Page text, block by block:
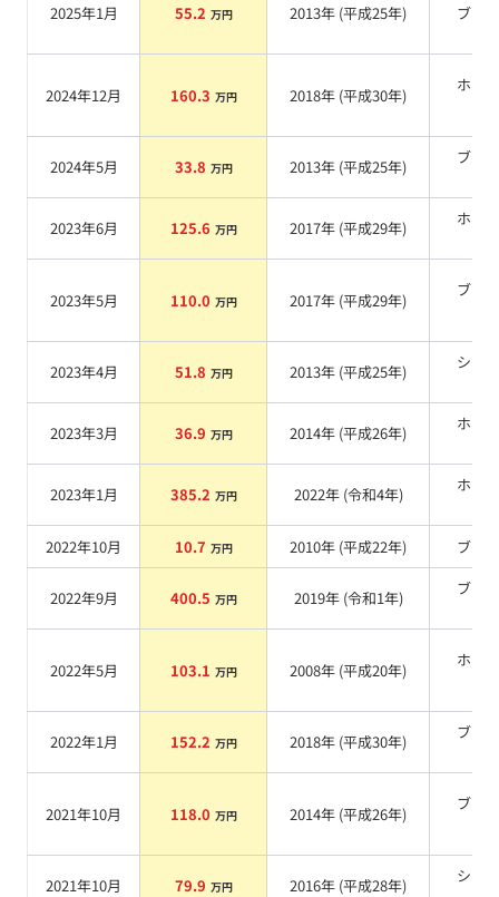
2025年1月 55.2 万円 2013年 (平成25年) ブルー
2024年12月 160.3 万円 2018年 (平成30年)
ホワ
2024年5月 33.8 万円 2013年 (平成25年)
ブラ
2023年6月 125.6 万円 2017年 (平成29年)
ホワ
2023年5月 110.0 万円 2017年 (平成29年)
ブラ
2023年4月 51.8 万円 2013年 (平成25年)
シル
2023年3月 36.9 万円 2014年 (平成26年)
ホワ
2023年1月 385.2 万円 2022年 (令和4年)
ホワ
2022年10月
10.7 万円 2010年 (平成22年) ブルー
2022年9月 400.5 万円 2019年 (令和1年)
ブラ
2022年5月 103.1 万円 2008年 (平成20年)
ホワ
2022年1月 152.2 万円 2018年 (平成30年)
ブラ
2021年10月 118.0 万円 2014年 (平成26年)
ブラ
2021年10月 79.9 万円 2016年 (平成28年)
シル